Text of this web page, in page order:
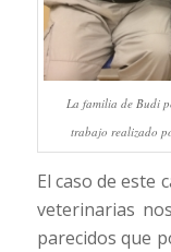
La familia de Budi
trabajo realizado
El caso de este
veterinarias
parecidos que